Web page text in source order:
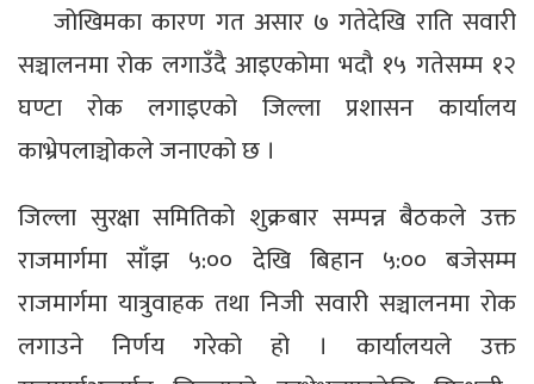
जोखिमका कारण गत असार ७ गतेदेखि राति सवारी
सञ्चालनमा रोक लगाउँदै आइएकोमा भदौ १५ गतेसम्म १२
घण्टा रोक लगाइएको जिल्ला प्रशासन कार्यालय
काभ्रेपलाञ्चोकले जनाएको छ ।
जिल्ला सुरक्षा समितिको शुक्रबार सम्पन्न बैठकले उक्त
राजमार्गमा साँझ ५:०० देखि बिहान ५:०० बजेसम्म
राजमार्गमा यात्रुवाहक तथा निजी सवारी सञ्चालनमा रोक
लगाउने निर्णय गरेको हो । कार्यालयले उक्त